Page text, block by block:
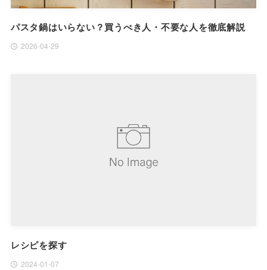
パスタ鍋はいらない？買うべき人・不要な人を徹底解説
2026-04-29
レシピを探す
2024-01-07